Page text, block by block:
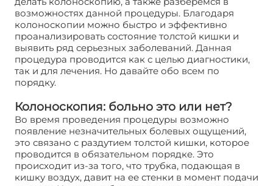
возможностях данной процедуры. Благодаря
колоноскопии можно быстро и эффективно
проанализировать состояние толстой кишки и
выявить ряд серьезных заболеваний. Данная
процедура проводится как с целью диагностики,
так и для лечения. Но давайте обо всем по
порядку.
Колоноскопия: больно это или нет?
Во время проведения процедуры возможно
появление незначительных болевых ощущений,
это связано с раздутием толстой кишки, которое
проводится в обязательном порядке. Это
происходит из-за того, что трубка, подающая в
кишку воздух, давит на ее стенки в момент подачи